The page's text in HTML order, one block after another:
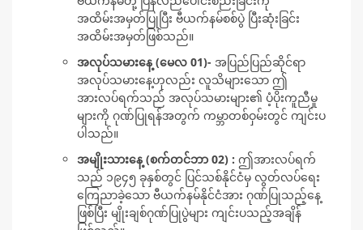
အထိမ်းအမှတ်ပြုပြီး ဗီယက်နမ်စစ်ပွဲ ပြီးဆုံးခြင်း
အထိမ်းအမှတ်ဖြစ်သည်။
အလုပ်သမားနေ့ (မေလ 01)- အပြည်ပြည်ဆိုင်ရာ
အလုပ်သမားနေ့ဟုလည်း လူသိများသော ဤ
အားလပ်ရက်သည် အလုပ်သမားများ၏ ပံ့ပိုးကူညီမှု
များကို ဂုဏ်ပြုရန်အတွက် ကမ္ဘာတစ်ဝှမ်းတွင် ကျင်းပ
ပါသည်။
အမျိုးသားနေ့ (စက်တင်ဘာ 02) : ဤအားလပ်ရက်
သည် ၁၉၄၅ ခုနှစ်တွင် ပြင်သစ်နိုင်ငံမှ လွတ်လပ်ရေး
ကြေညာခဲ့သော ဗီယက်နမ်နိုင်ငံအား ဂုဏ်ပြုသည့်နေ့
ဖြစ်ပြီး မျိုးချစ်ဂုဏ်ပြုပွဲများ ကျင်းပသည့်အချိန်